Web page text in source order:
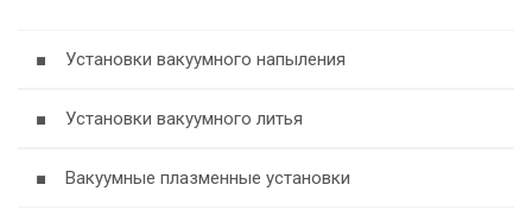
■ Установки вакуумного напыления
■ Установки вакуумного литья
■ Вакуумные плазменные установки